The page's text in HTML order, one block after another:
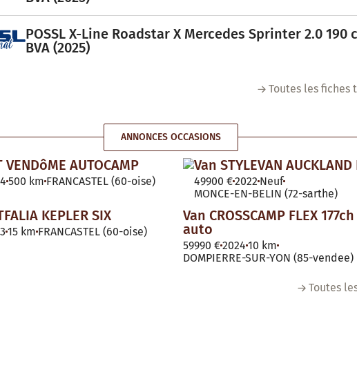
POSSL X-Line Roadstar X Mercedes Sprinter 2.0 190
BVA (2025)
Toutes les fiches
ANNONCES OCCASIONS
VENDôME AUTOCAMP
500 km FRANCASTEL (60-oise)
Van STYLEVAN AUCKLAND
49900 €2022 Neuf
MONCE-EN-BELIN (72-sarthe)
KEPLER SIX
15 km FRANCASTEL (60-oise)
Van CROSSCAMP FLEX
auto
59990 €2024 10 km
DOMPIERRE-SUR-YON (85-vendee)
Toutes